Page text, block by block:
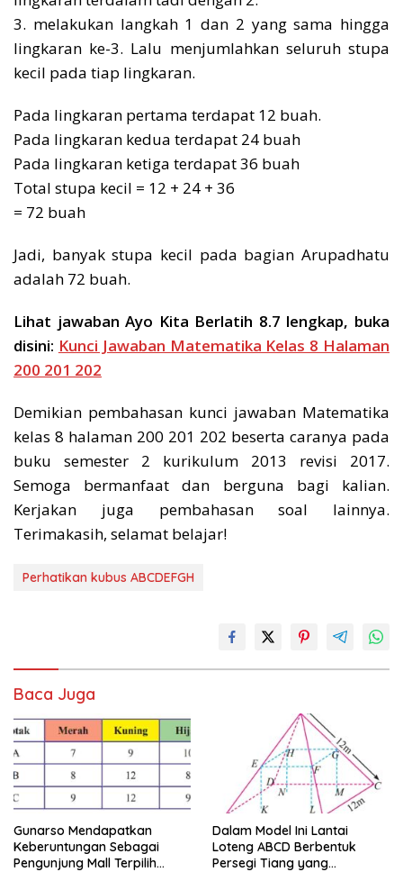
3. melakukan langkah 1 dan 2 yang sama hingga
lingkaran ke-3. Lalu menjumlahkan seluruh stupa
kecil pada tiap lingkaran.
Pada lingkaran pertama terdapat 12 buah.
Pada lingkaran kedua terdapat 24 buah
Pada lingkaran ketiga terdapat 36 buah
Total stupa kecil = 12 + 24 + 36
= 72 buah
Jadi, banyak stupa kecil pada bagian Arupadhatu
adalah 72 buah.
Lihat jawaban Ayo Kita Berlatih 8.7 lengkap, buka
disini: Kunci Jawaban Matematika Kelas 8 Halaman
200 201 202
Demikian pembahasan kunci jawaban Matematika
kelas 8 halaman 200 201 202 beserta caranya pada
buku semester 2 kurikulum 2013 revisi 2017.
Semoga bermanfaat dan berguna bagi kalian.
Kerjakan juga pembahasan soal lainnya.
Terimakasih, selamat belajar!
Perhatikan kubus ABCDEFGH
Baca Juga
Gunarso Mendapatkan
Keberuntungan Sebagai
Pengunjung Mall Terpilih
Dalam Model Ini Lantai
Loteng ABCD Berbentuk
Persegi Tiang yang